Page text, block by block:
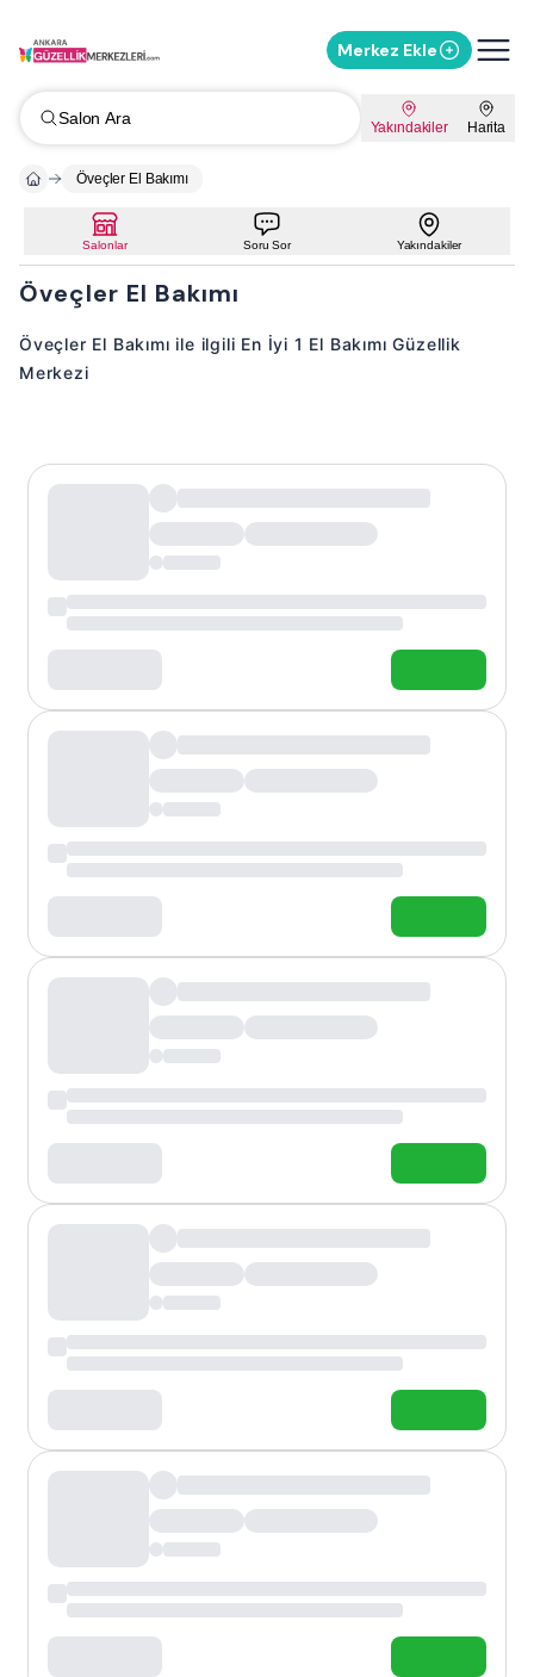
Merkez Ekle
Salon Ara Yakındakiler Harita
Öveçler El Bakımı
Salonlar Soru Sor Yakındakiler
Öveçler El Bakımı
Öveçler El Bakımı ile ilgili En İyi 1 El Bakımı Güzellik
Merkezi